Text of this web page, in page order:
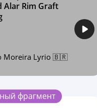
Alar Rim Graft
Moreira Lyrio 🇧🇷
фрагмент